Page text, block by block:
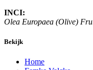
INCI:
Olea Europaea (Olive)
Bekijk
Home